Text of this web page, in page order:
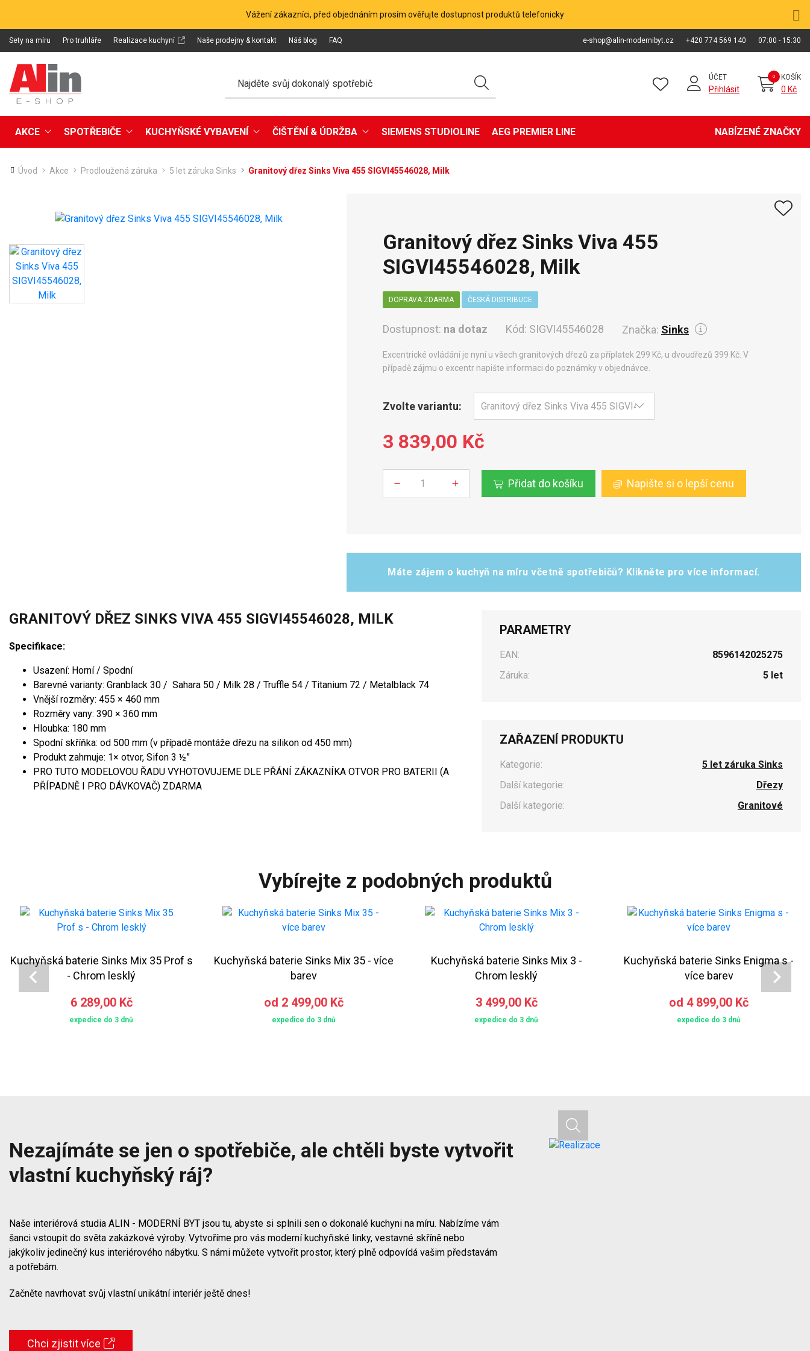
Vážení zákazníci, před objednáním prosím ověřujte dostupnost produktů telefonicky
Sety na míru Pro truhláře Realizace kuchyní Naše prodejny & kontakt Náš blog FAQ e-shop@alin-modernibyt.cz +420 774 569 140 07:00 - 15:30
ÚČET
Přihlásit
KOŠÍK
0 Kč
AKCE SPOTŘEBIČE KUCHYŇSKÉ VYBAVENÍ ČIŠTĚNÍ & ÚDRŽBA SIEMENS STUDIOLINE AEG PREMIER LINE NABÍZENÉ ZNAČKY
Úvod Akce Prodloužená záruka 5 let záruka Sinks Granitový dřez Sinks Viva 455 SIGVI45546028, Milk
Granitový dřez Sinks Viva 455
SIGVI45546028, Milk
DOPRAVA ZDARMA ČESKÁ DISTRIBUCE
Dostupnost: na dotaz Kód: SIGVI45546028 Značka: Sinks
Excentrické ovládání je nyní u všech granitových dřezů za příplatek 299 Kč, u dvoudřezů 399 Kč. V
případě zájmu o excentr napište informaci do poznámky v objednávce.
Zvolte variantu:
3 839,00 Kč
Přidat do košíku Napište si o lepší cenu
Máte zájem o kuchyň na míru včetně spotřebičů? Klikněte pro více informací.
GRANITOVÝ DŘEZ SINKS VIVA 455 SIGVI45546028, MILK
Specifikace:
Usazení: Horní / Spodní
Barevné varianty: Granblack 30 / Sahara 50 / Milk 28 / Truffle 54 / Titanium 72 / Metalblack 74
Vnější rozměry: 455 × 460 mm
Rozměry vany: 390 × 360 mm
Hloubka: 180 mm
Spodní skříňka: od 500 mm (v případě montáže dřezu na silikon od 450 mm)
Produkt zahrnuje: 1× otvor, Sifon 3 ½”
PRO TUTO MODELOVOU ŘADU VYHOTOVUJEME DLE PŘÁNÍ ZÁKAZNÍKA OTVOR PRO BATERII (A
PŘÍPADNĚ I PRO DÁVKOVAČ) ZDARMA
PARAMETRY
EAN:
8596142025275
Záruka:
5 let
ZAŘAZENÍ PRODUKTU
Kategorie:
5 let záruka Sinks
Další kategorie:
Dřezy
Další kategorie:
Granitové
Vybírejte z podobných produktů
Kuchyňská baterie Sinks Mix 35 Prof s
- Chrom lesklý
6 289,00 Kč
expedice do 3 dnů
Kuchyňská baterie Sinks Mix 35 - více
barev
od 2 499,00 Kč
expedice do 3 dnů
Kuchyňská baterie Sinks Mix 3 -
Chrom lesklý
3 499,00 Kč
expedice do 3 dnů
Kuchyňská baterie Sinks Enigma s -
více barev
od 4 899,00 Kč
expedice do 3 dnů
Nezajímáte se jen o spotřebiče, ale chtěli byste vytvořit
vlastní kuchyňský ráj?
Naše interiérová studia ALIN - MODERNÍ BYT jsou tu, abyste si splnili sen o dokonalé kuchyni na míru. Nabízíme vám
šanci vstoupit do světa zakázkové výroby. Vytvoříme pro vás moderní kuchyňské linky, vestavné skříně nebo
jakýkoliv jedinečný kus interiérového nábytku. S námi můžete vytvořit prostor, který plně odpovídá vašim představám
a potřebám.
Začněte navrhovat svůj vlastní unikátní interiér ještě dnes!
Chci zjistit více